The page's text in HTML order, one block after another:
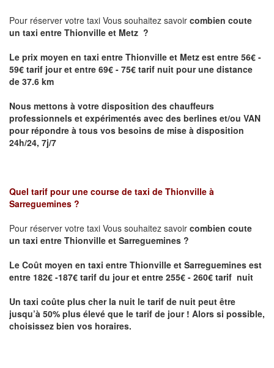
Pour réserver votre taxi Vous souhaitez savoir combien coute
un taxi entre Thionville et Metz ?
Le prix moyen en taxi entre Thionville et Metz est entre 56€ -
59€ tarif jour et entre 69€ - 75€ tarif nuit pour une distance
de 37.6 km
Nous mettons à votre disposition des chauffeurs
professionnels et expérimentés avec des berlines et/ou VAN
pour répondre à tous vos besoins de mise à disposition
24h/24, 7j/7
Quel tarif pour une course de taxi de Thionville à
Sarreguemines ?
Pour réserver votre taxi Vous souhaitez savoir combien coute
un taxi entre Thionville et Sarreguemines ?
Le Coût moyen en taxi entre Thionville et Sarreguemines est
entre 182€ -187€ tarif du jour et entre 255€ - 260€ tarif nuit
Un taxi coûte plus cher la nuit le tarif de nuit peut être
jusqu’à 50% plus élevé que le tarif de jour ! Alors si possible,
choisissez bien vos horaires.